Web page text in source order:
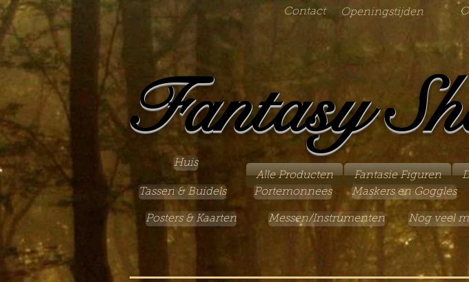
Contact Openingstijden
Fantasy
Huis
Alle Producten
Fantasie Figuren
Tassen & Buidels
Portemonnees Maskers en Goggles
Posters & Kaarten Messen/Instrumenten Nog veel